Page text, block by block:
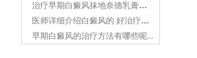
治疗早期白癜风抹地奈德乳膏可以吗...
医师详细介绍白癜风的 好治疗方法...
早期白癜风的治疗方法有哪些呢...